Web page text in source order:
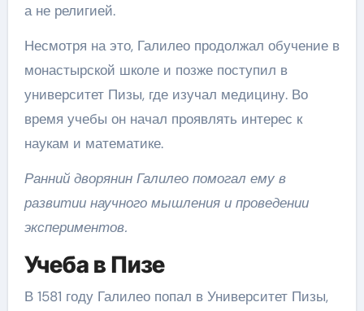
а не религией.
Несмотря на это, Галилео продолжал обучение в
монастырской школе и позже поступил в
университет Пизы, где изучал медицину. Во
время учебы он начал проявлять интерес к
наукам и математике.
Ранний дворянин Галилео помогал ему в
развитии научного мышления и проведении
экспериментов.
Учеба в Пизе
В 1581 году Галилео попал в Университет Пизы,